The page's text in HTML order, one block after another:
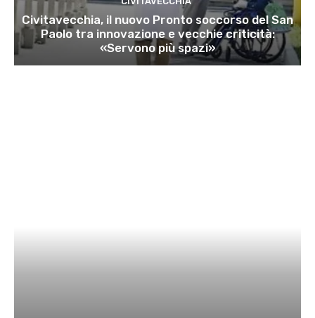
Civitavecchia, il nuovo Pronto soccorso del San
Paolo tra innovazione e vecchie criticità:
«Servono più spazi»